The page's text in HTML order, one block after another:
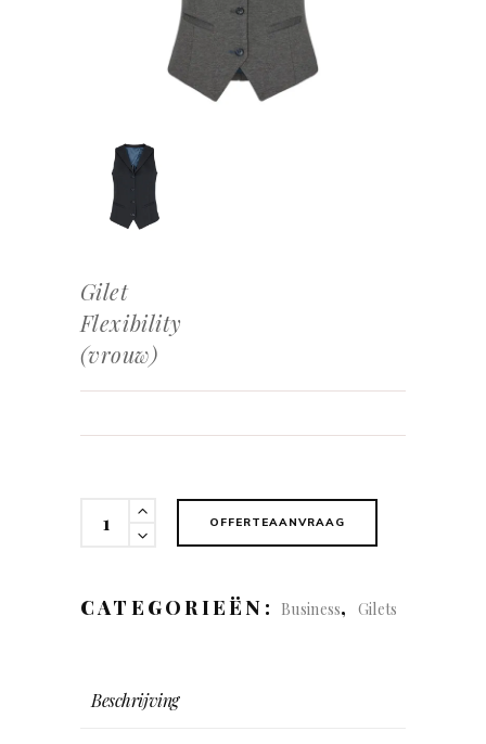
Gilet
Flexibility
(vrouw)
Flexibility
OFFERTEAANVRAAG
CATEGORIEËN: Business, Gilets
Beschrijving